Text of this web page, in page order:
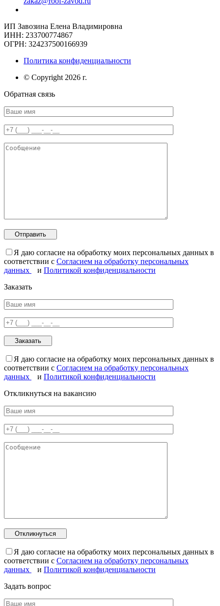
ИП Завозина Елена Владимировна
ИНН: 233700774867
ОГРН: 324237500166939
Политика конфиденциальности
© Copyright 2026 г.
Обратная связь
Я даю согласие на обработку моих персональных данных в
соответствии с Согласием на обработку персональных
данных
и Политикой конфиденциальности
Заказать
Я даю согласие на обработку моих персональных данных в
соответствии с Согласием на обработку персональных
данных
и Политикой конфиденциальности
Откликнуться на вакансию
Я даю согласие на обработку моих персональных данных в
соответствии с Согласием на обработку персональных
данных
и Политикой конфиденциальности
Задать вопрос